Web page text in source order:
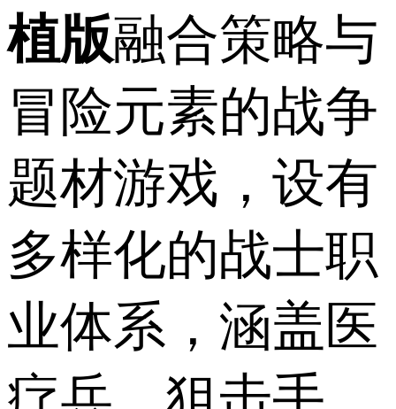
植版融合策略与
冒险元素的战争
题材游戏，设有
多样化的战士职
业体系，涵盖医